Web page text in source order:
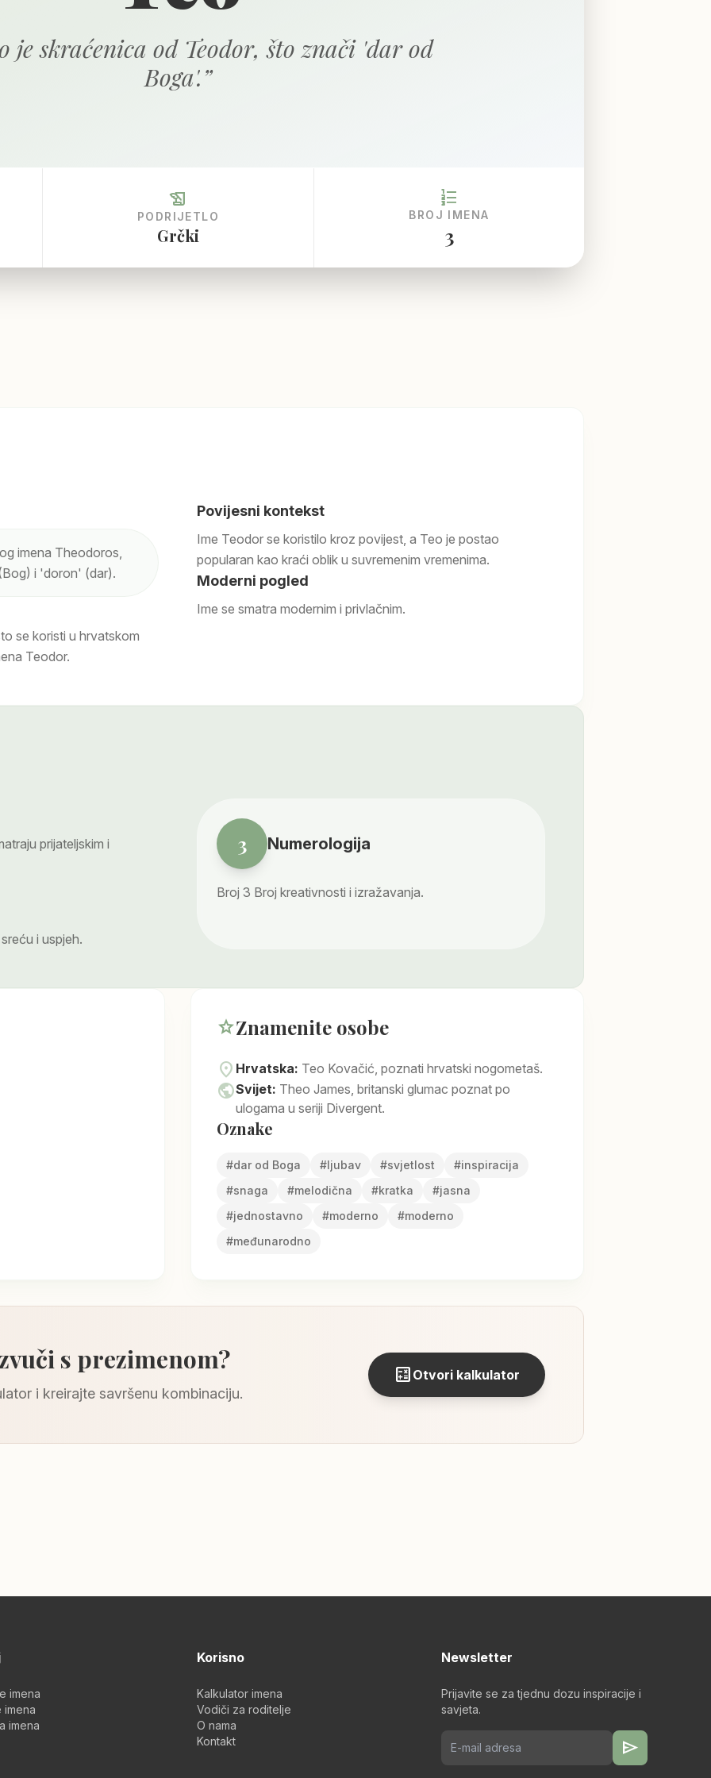
je skraćenica od Teodor, što znači 'dar od
Boga'.”
history_edu
PODRIJETLO
Grčki
format_list_numbered
BROJ IMENA
3
imena Theodoros,
i 'doron' (dar).
se koristi u hrvatskom
Teodor.
Povijesni kontekst
Ime Teodor se koristilo kroz povijest, a Teo je postao
popularan kao kraći oblik u suvremenim vremenima.
Moderni pogled
Ime se smatra modernim i privlačnim.
prijateljskim i
i uspjeh.
3 Numerologija
Broj 3 Broj kreativnosti i izražavanja.
starZnamenite osobe
location_on Hrvatska: Teo Kovačić, poznati hrvatski nogometaš.
publicSvijet: Theo James, britanski glumac poznat po
ulogama u seriji Divergent.
Oznake
#dar od Boga #ljubav #svjetlost #inspiracija
#snaga #melodična #kratka #jasna
#jednostavno #moderno #moderno
#međunarodno
s prezimenom?
i kreirajte savršenu kombinaciju.
calculate Otvori kalkulator
imena
imena
imena
Korisno
Kalkulator imena
Vodiči za roditelje
O nama
Kontakt
Newsletter
Prijavite se za tjednu dozu inspiracije i
savjeta.
send